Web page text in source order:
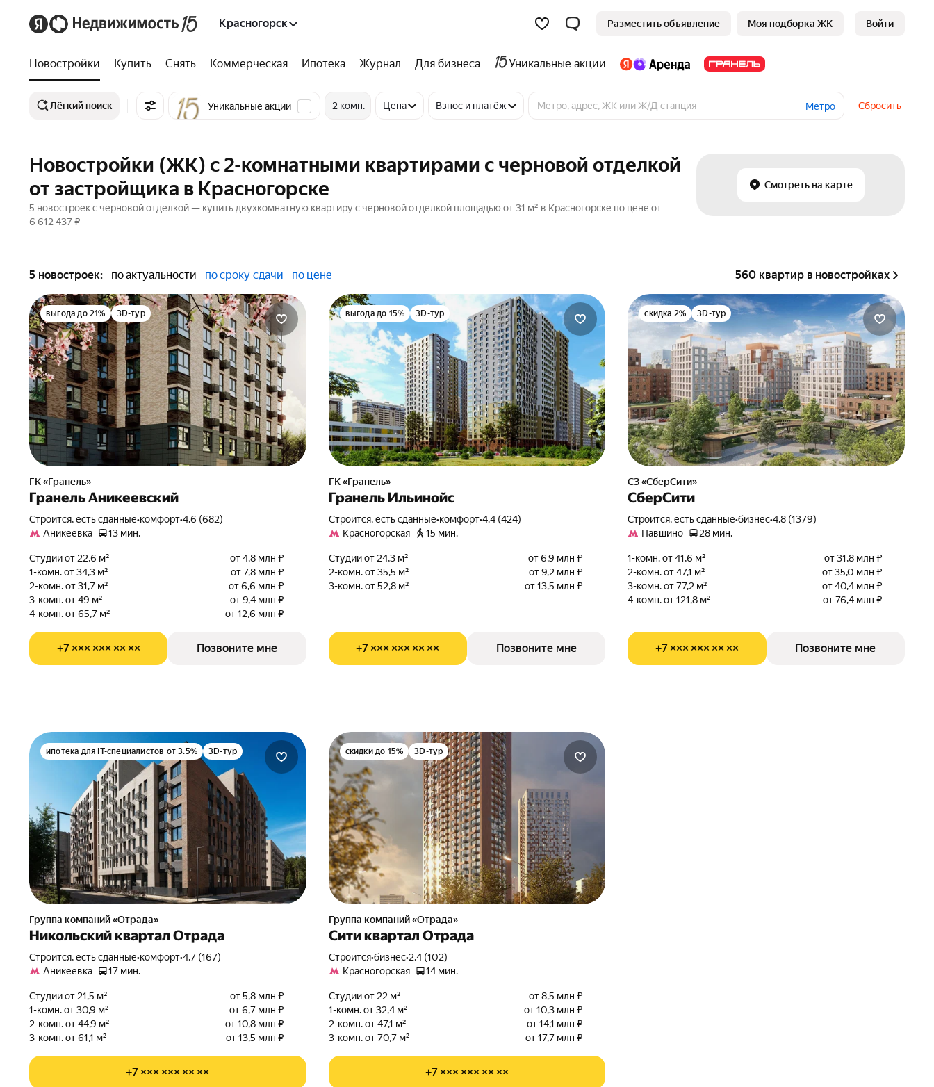
Красногорск Разместить объявление Моя подборка ЖК Войти
Новостройки Купить Снять Коммерческая Ипотека Журнал Для бизнеса Уникальные акции
Лёгкий поиск Уникальные акции 2 комн. Цена Взнос и платёж Метро Сбросить
Новостройки (ЖК) с 2-комнатными квартирами с черновой отделкой
от застройщика в Красногорске
5 новостроек с черновой отделкой — купить двухкомнатную квартиру с черновой отделкой площадью от 31 м² в Красногорске по цене от
6 612 437 ₽
Смотреть на карте
5 новостроек: по актуальности по сроку сдачи по цене 560 квартир в новостройках
выгода до 21% 3D-тур
ГК «Гранель»
Гранель Аникеевский
Строится, есть сданные•комфорт•4.6 (682)
Аникеевка
13 мин.
Студии от 22,6 м²
от 4,8 млн ₽
1-комн. от 34,3 м²
от 7,8 млн ₽
2-комн. от 31,7 м²
от 6,6 млн ₽
3-комн. от 49 м²
от 9,4 млн ₽
4-комн. от 65,7 м²
от 12,6 млн ₽
+7 ××× ××× ×× ×× Позвоните мне
выгода до 15% 3D-тур
ГК «Гранель»
Гранель Ильинойс
Строится, есть сданные•комфорт•4.4 (424)
Красногорская
15 мин.
Студии от 24,3 м²
от 6,9 млн ₽
2-комн. от 35,5 м²
от 9,2 млн ₽
3-комн. от 52,8 м²
от 13,5 млн ₽
+7 ××× ××× ×× ×× Позвоните мне
скидка 2% 3D-тур
СЗ «СберСити»
СберСити
Строится, есть сданные•бизнес•4.8 (1379)
Павшино
28 мин.
1-комн. от 41,6 м²
от 31,8 млн ₽
2-комн. от 47,1 м²
от 35,0 млн ₽
3-комн. от 77,2 м²
от 40,4 млн ₽
4-комн. от 121,8 м²
от 76,4 млн ₽
+7 ××× ××× ×× ×× Позвоните мне
ипотека для IT-специалистов от 3.5% 3D-тур
Группа компаний «Отрада»
Никольский квартал Отрада
Строится, есть сданные•комфорт•4.7 (167)
Аникеевка
17 мин.
Студии от 21,5 м²
от 5,8 млн ₽
1-комн. от 30,9 м²
от 6,7 млн ₽
2-комн. от 44,9 м²
от 10,8 млн ₽
3-комн. от 61,1 м²
от 13,5 млн ₽
+7 ××× ××× ×× ××
скидки до 15% 3D-тур
Группа компаний «Отрада»
Сити квартал Отрада
Строится•бизнес•2.4 (102)
Красногорская
14 мин.
Студии от 22 м²
от 8,5 млн ₽
1-комн. от 32,4 м²
от 10,3 млн ₽
2-комн. от 47,1 м²
от 14,1 млн ₽
3-комн. от 70,7 м²
от 17,7 млн ₽
+7 ××× ××× ×× ××